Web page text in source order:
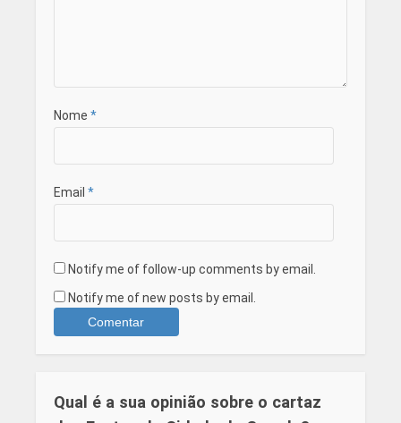
Nome *
Email *
Notify me of follow-up comments by email.
Notify me of new posts by email.
Qual é a sua opinião sobre o cartaz